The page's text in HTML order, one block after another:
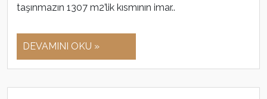
taşınmazın 1307 m2’lik kısmının imar..
DEVAMINI OKU »